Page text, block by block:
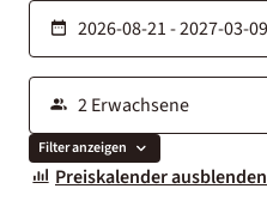
Filter anzeigen
Preiskalender ausblenden